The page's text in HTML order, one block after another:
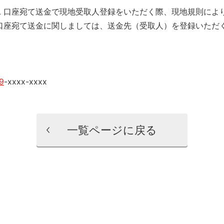
座宛て送金で現地受取人登録をいただく際、現地規則に
宛て送金に関しましては、送金先（受取人）を登録いた
-xxxx-xxxx
一覧ページに戻る